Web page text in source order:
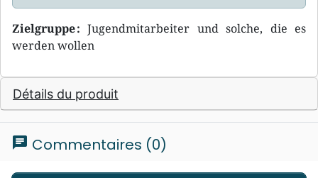
Zielgruppe : Jugendmitarbeiter und solche, die es
werden wollen
Détails du produit
chat Commentaires (0)